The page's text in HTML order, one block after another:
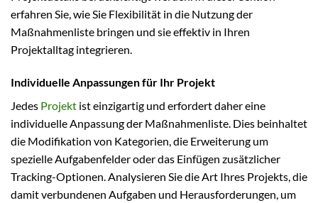
erfahren Sie, wie Sie Flexibilität in die Nutzung der
Maßnahmenliste bringen und sie effektiv in Ihren
Projektalltag integrieren.
Individuelle Anpassungen für Ihr Projekt
Jedes Projekt ist einzigartig und erfordert daher eine
individuelle Anpassung der Maßnahmenliste. Dies beinhaltet
die Modifikation von Kategorien, die Erweiterung um
spezielle Aufgabenfelder oder das Einfügen zusätzlicher
Tracking-Optionen. Analysieren Sie die Art Ihres Projekts, die
damit verbundenen Aufgaben und Herausforderungen, um